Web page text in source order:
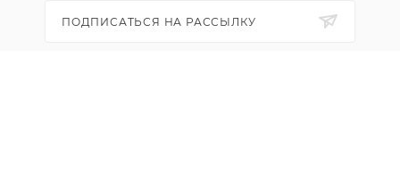
ПОДПИСАТЬСЯ НА РАССЫЛКУ